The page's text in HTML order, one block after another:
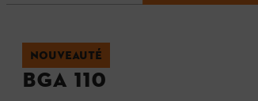
NOUVEAUTÉ
BGA 110